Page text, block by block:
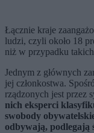
Łącznie kraje
ludzi, czyli około 18
niż w przypadku
Jednym z głównych
jej członkostwa.
rządzonych jest przez
nich eksperci
swobody
odbywają, podlegają